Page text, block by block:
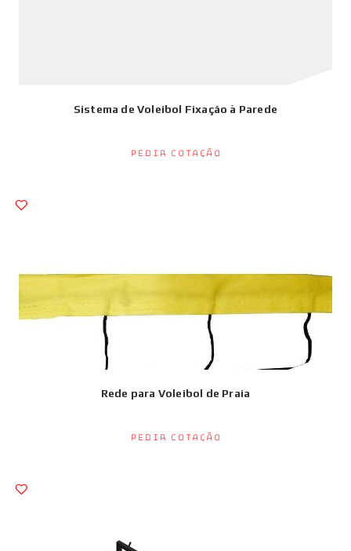
Sistema de Voleibol Fixação à Parede
Pedir Cotação
Rede para Voleibol de Praia
Pedir Cotação